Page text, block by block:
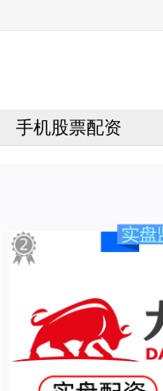
手机股票配资